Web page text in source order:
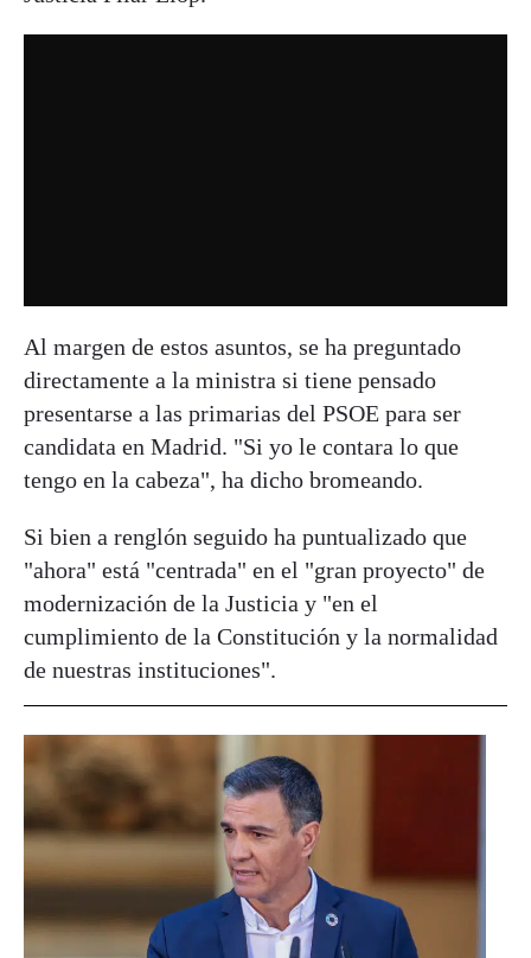
Al margen de estos asuntos, se ha preguntado
directamente a la ministra si tiene pensado
presentarse a las primarias del PSOE para ser
candidata en Madrid. "Si yo le contara lo que
tengo en la cabeza", ha dicho bromeando.
Si bien a renglón seguido ha puntualizado que
"ahora" está "centrada" en el "gran proyecto" de
modernización de la Justicia y "en el
cumplimiento de la Constitución y la normalidad
de nuestras instituciones".